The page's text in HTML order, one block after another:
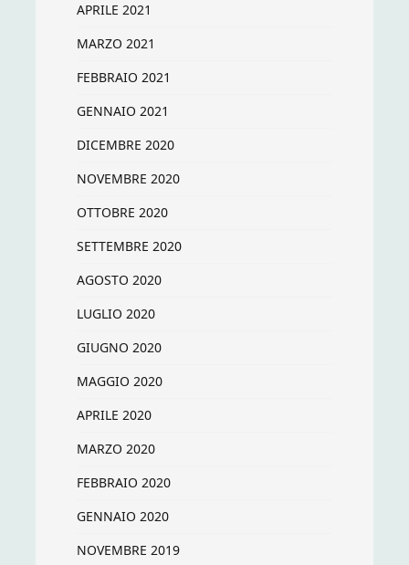
APRILE 2021
MARZO 2021
FEBBRAIO 2021
GENNAIO 2021
DICEMBRE 2020
NOVEMBRE 2020
OTTOBRE 2020
SETTEMBRE 2020
AGOSTO 2020
LUGLIO 2020
GIUGNO 2020
MAGGIO 2020
APRILE 2020
MARZO 2020
FEBBRAIO 2020
GENNAIO 2020
NOVEMBRE 2019